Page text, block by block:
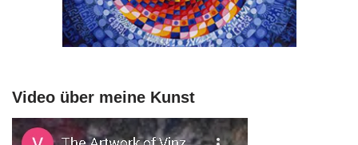
Video über meine Kunst